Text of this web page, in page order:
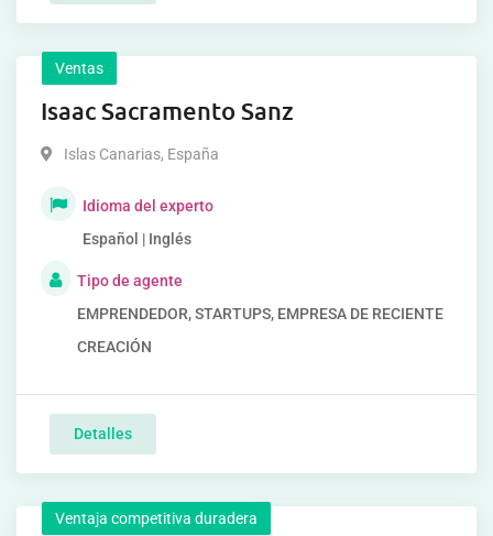
Ventas
Isaac Sacramento Sanz
Islas Canarias, España
Idioma del experto
Español | Inglés
Tipo de agente
EMPRENDEDOR, STARTUPS, EMPRESA DE RECIENTE
CREACIÓN
Detalles
Ventaja competitiva duradera